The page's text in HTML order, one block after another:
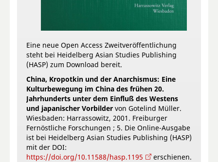
Eine neue Open Access Zweitveröffentlichung
steht bei Heidelberg Asian Studies Publishing
(HASP) zum Download bereit.
China, Kropotkin und der Anarchismus: Eine
Kulturbewegung im China des frühen 20.
Jahrhunderts unter dem Einfluß des Westens
und japanischer Vorbilder von Gotelind Müller.
Wiesbaden: Harrassowitz, 2001. Freiburger
Fernöstliche Forschungen ; 5. Die Online-Ausgabe
ist bei Heidelberg Asian Studies Publishing (HASP)
mit der DOI:
https://doi.org/10.11588/hasp.1195
erschienen.